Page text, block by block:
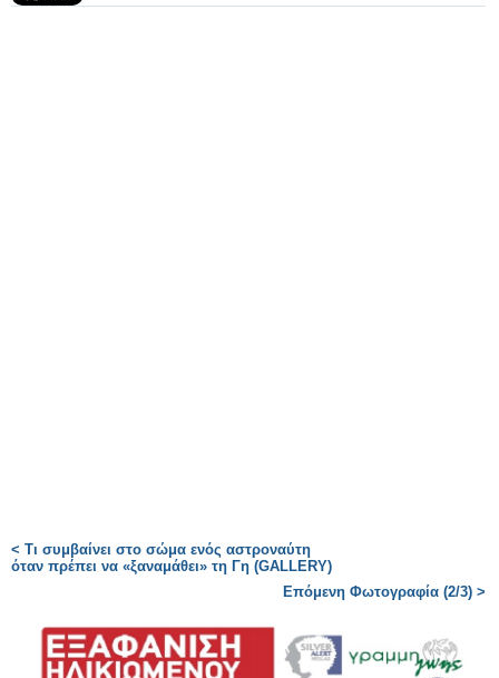
< Τι συμβαίνει στο σώμα ενός αστροναύτη
όταν πρέπει να «ξαναμάθει» τη Γη (GALLERY)
Επόμενη Φωτογραφία (2/3) >